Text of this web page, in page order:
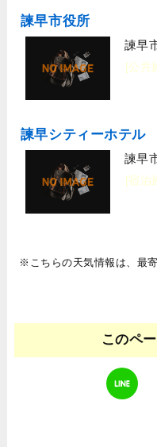
諫早市役所
諫早
[公共
諫早シティーホテル
諫早
[宿泊
※こちらの天気情報は、最
このペ